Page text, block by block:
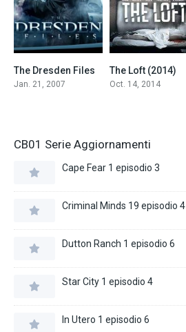
7
The Dresden Files
Jan. 21, 2007
The Loft (2014)
Oct. 14, 2014
CB01 Serie Aggiornamenti
Cape Fear 1 episodio 3
Criminal Minds 19 episodio 4
Dutton Ranch 1 episodio 6
Star City 1 episodio 4
In Utero 1 episodio 6